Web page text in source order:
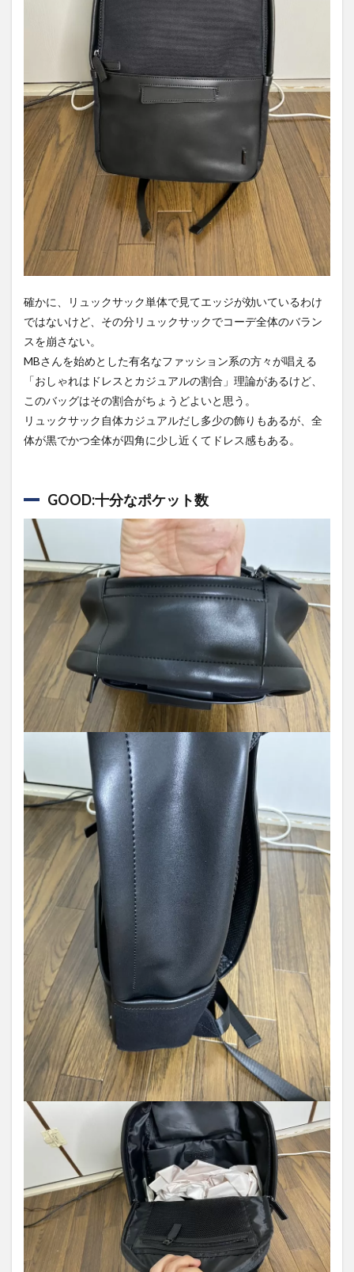
確かに、リュックサック単体で見てエッジが効いているわけ
ではないけど、その分リュックサックでコーデ全体のバラン
スを崩さない。
MBさんを始めとした有名なファッション系の方々が唱える
「おしゃれはドレスとカジュアルの割合」理論があるけど、
このバッグはその割合がちょうどよいと思う。
リュックサック自体カジュアルだし多少の飾りもあるが、全
体が黒でかつ全体が四角に少し近くてドレス感もある。
GOOD:十分なポケット数